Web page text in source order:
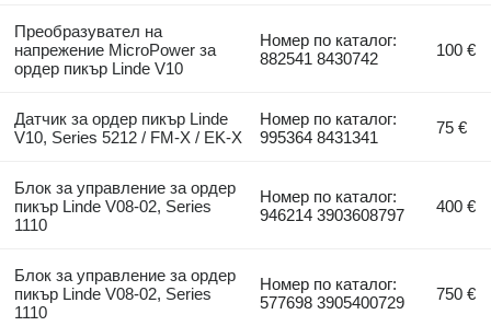
Преобразувател на
напрежение MicroPower за
ордер пикър Linde V10
Номер по каталог:
882541 8430742
100 €
Датчик за ордер пикър Linde
V10, Series 5212 / FM-X / EK-X
Номер по каталог:
995364 8431341
75 €
Блок за управление за ордер
пикър Linde V08-02, Series
1110
Номер по каталог:
946214 3903608797
400 €
Блок за управление за ордер
пикър Linde V08-02, Series
1110
Номер по каталог:
577698 3905400729
750 €